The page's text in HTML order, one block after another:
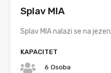
Splav MIA
Splav MIA nalazi se na
KAPACITET
6 Osoba